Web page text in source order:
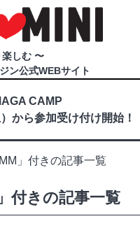
しむ 〜
ン公式WEBサイト
CAMP
から参加受け付け開始！
」付きの記事一覧
付きの記事一覧